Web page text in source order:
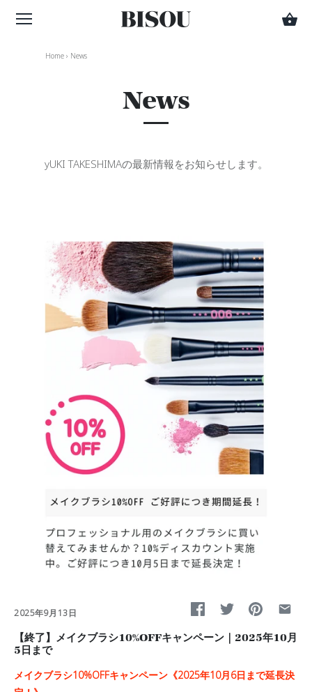
Home › News
News
yUKI TAKESHIMAの最新情報をお知らせします。
2025年9月13日
【終了】メイクブラシ10%OFFキャンペーン｜2025年10月
5日まで
メイクブラシ10%OFFキャンペーン《2025年10月6日まで延長決